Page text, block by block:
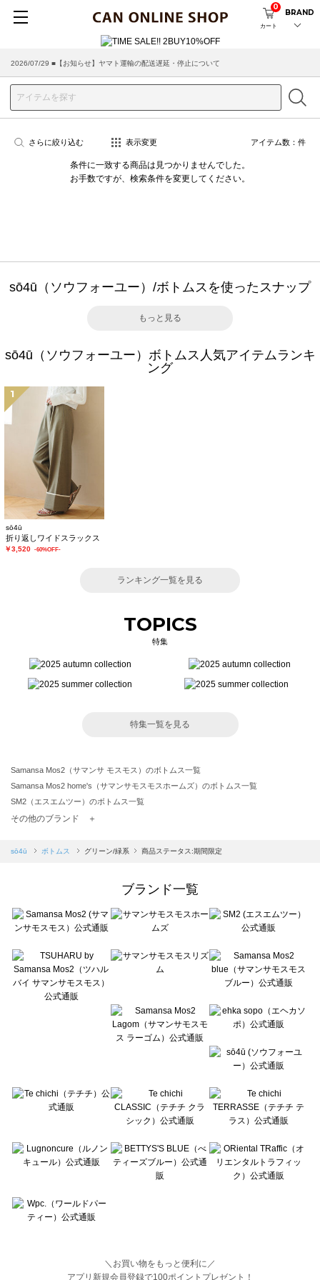
カート
0
BRAND
2026/07/29 ■【お知らせ】ヤマト運輸の配送遅延・停止について
さらに絞り込む 表示変更 アイテム数： 件
条件に一致する商品は見つかりませんでした。
お手数ですが、検索条件を変更してください。
sō4ū（ソウフォーユー）/ボトムスを使ったスナップ
もっと見る
sō4ū（ソウフォーユー）ボトムス人気アイテムランキ
ング
1
sō4ū
折り返しワイドスラックス
￥3,520 -60%OFF-
ランキング一覧を見る
TOPICS
特集
特集一覧を見る
Samansa Mos2（サマンサ モスモス）のボトムス一覧
Samansa Mos2 home's（サマンサモスモスホームズ）のボトムス一覧
SM2（エスエムツー）のボトムス一覧
TSUHARU by Samansa Mos2（ツハルバイサマンサモスモス）のボトムス一覧
Samansa Mos2 blue（サマンサモスモス ブルー）のボトムス一覧
sō4ū（ソウフォーユー）のボトムス一覧
Te chichi（テチチ）のボトムス一覧
Te chichi CLASSIC（テチチ クラシック）のボトムス一覧
Lugnoncure（ルノンキュール）のボトムス一覧
BETTY'S BLUE（べティーズブルー）のボトムス一覧
Wpc.（ワールドパーティー）のボトムス一覧
その他のブランド ＋
sō4ū ボトムス グリーン/緑系 商品ステータス:期間限定
ブランド一覧
＼お買い物をもっと便利に／
アプリ新規会員登録で100ポイントプレゼント！